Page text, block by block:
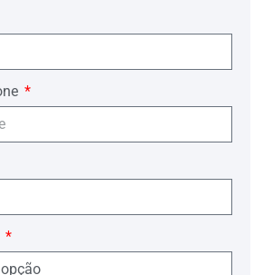
ocorrida em ….
a qual decorreu o prazo
interposição de recurso
tendo, então, transitado em
como escopo a
pelos prejuízos derivados de
ocorrido em
….; a autora sub-rogou-se
se apurou na
enfrentada.
procedente a